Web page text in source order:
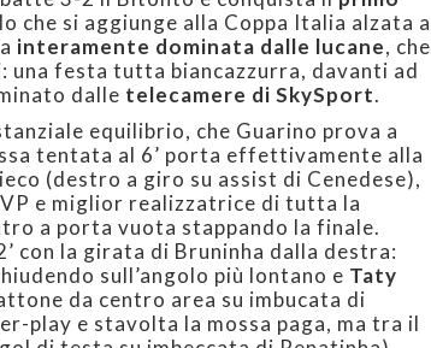
che si aggiunge alla Coppa Italia alzata a
interamente dominata dalle lucane, che
una festa tutta biancazzurra, davanti ad
dalle telecamere di SkySport.
equilibrio, che Guarino prova a
tentata al 6’ porta effettivamente alla
(destro a giro su assist di Cenedese),
e miglior realizzatrice di tutta la
a porta vuota stappando la finale.
con la girata di Bruninha dalla destra:
sull’angolo più lontano e Taty
da centro area su imbucata di
play e stavolta la mossa paga, ma tra il